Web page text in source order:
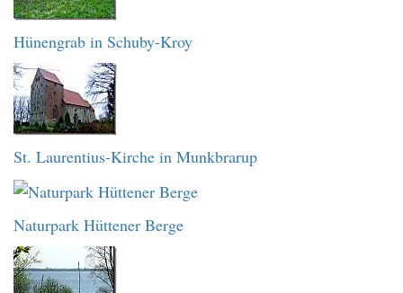
Hünengrab in Schuby-Kroy
St. Laurentius-Kirche in Munkbrarup
Naturpark Hüttener Berge